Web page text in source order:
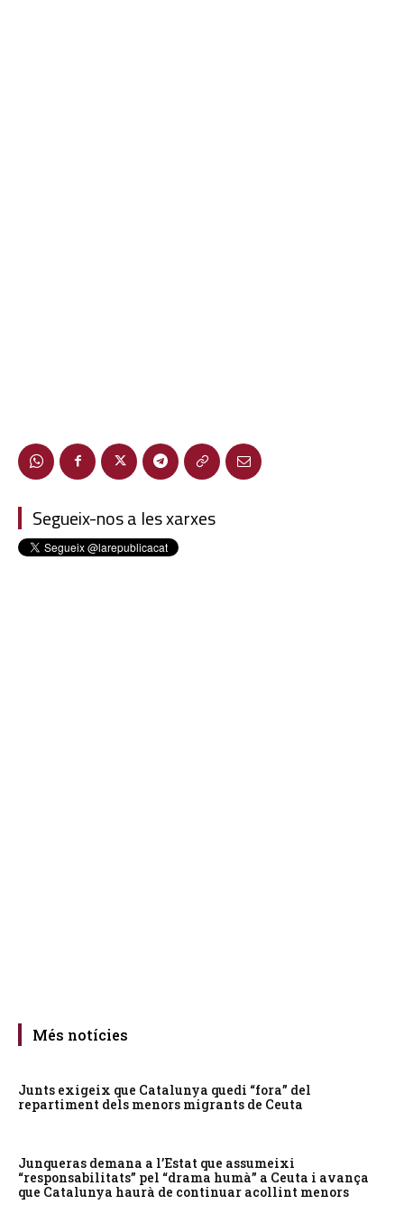
Segueix-nos a les xarxes
Més notícies
Junts exigeix que Catalunya quedi “fora” del
repartiment dels menors migrants de Ceuta
Junqueras demana a l’Estat que assumeixi
“responsabilitats” pel “drama humà” a Ceuta i avança
que Catalunya haurà de continuar acollint menors